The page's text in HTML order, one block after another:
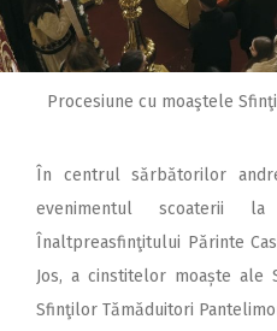
Procesiune cu moaştele
În centrul sărbătorilor
evenimentul scoaterii
Înaltpreasfinţitului Părinte
Jos, a cinstitelor moaște ale
Sfinţilor Tămăduitori